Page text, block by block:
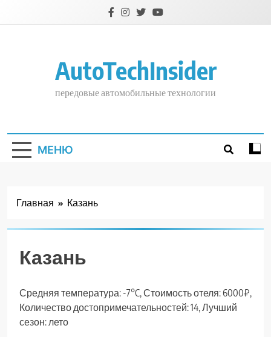
AutoTechInsider
передовые автомобильные технологии
МЕНЮ
Главная Казань
Казань
Средняя температура: -7°C, Стоимость отеля: 6000₽,
Количество достопримечательностей: 14, Лучший
сезон: лето